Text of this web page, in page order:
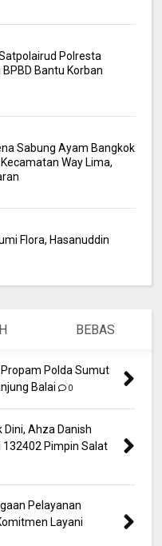
Polresta
Bantu Korban
Sabung Ayam Bangkok
Way Lima,
Flora, Hasanuddin
BEBAS
Polda Sumut
Balai
0
Ahza Danish
132402 Pimpin Salat
Pelayanan
Layani